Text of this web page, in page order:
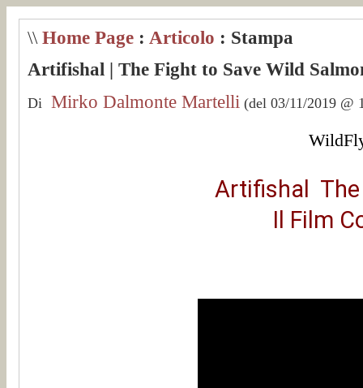
\\ Home Page : Articolo : Stampa
Artifishal | The Fight to Save Wild
Di Mirko Dalmonte Martelli (del 03/11/2019 @
Artifishal The
Il Film